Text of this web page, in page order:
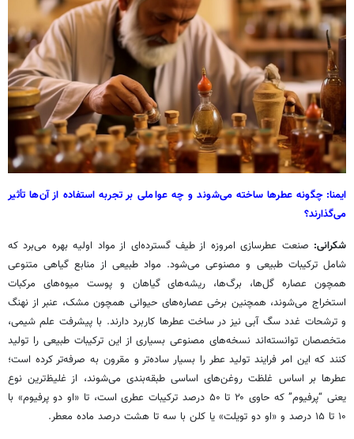
ایمنا: چگونه عطرها ساخته می‌شوند و چه عواملی بر تجربه استفاده از آن‌ها تأثیر
می‌گذارند؟
شکرانی: صنعت عطرسازی امروزه از طیف گسترده‌ای از مواد اولیه بهره می‌برد که
شامل ترکیبات طبیعی و مصنوعی می‌شود. مواد طبیعی از منابع گیاهی متنوعی
همچون عصاره گل‌ها، برگ‌ها، ریشه‌های گیاهان و پوست میوه‌های مرکبات
استخراج می‌شوند، همچنین برخی عصاره‌های حیوانی همچون مشک، عنبر از نهنگ
و ترشحات غدد سگ آبی نیز در ساخت عطرها کاربرد دارند. با پیشرفت علم شیمی،
متخصصان توانسته‌اند نسخه‌های مصنوعی بسیاری از این ترکیبات طبیعی را تولید
کنند که این امر فرایند تولید عطر را بسیار ساده‌تر و مقرون به صرفه‌تر کرده است؛
عطرها بر اساس غلظت روغن‌های اساسی طبقه‌بندی می‌شوند، از غلیظ‌ترین نوع
یعنی “پرفیوم” که حاوی ۲۰ تا ۵۰ درصد ترکیبات عطری است، تا «او دو پرفیوم» با
۱۰ تا ۱۵ درصد و «او دو تویلت» یا کلن با سه تا هشت درصد ماده معطر.